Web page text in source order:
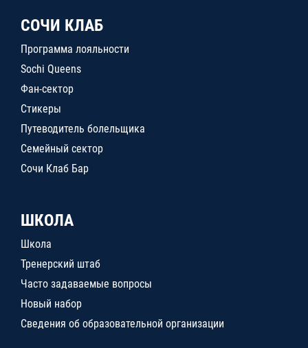
СОЧИ КЛАБ
Программа лояльности
Sochi Queens
Фан-сектор
Стикеры
Путеводитель болельщика
Семейный сектор
Сочи Клаб Бар
ШКОЛА
Школа
Тренерский штаб
Часто задаваемые вопросы
Новый набор
Сведения об образовательной организации